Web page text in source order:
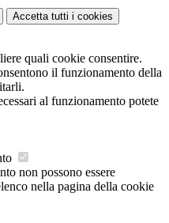
Accetta tutti i cookies
quali cookie consentire.
il funzionamento della
al funzionamento potete
non possono essere
nella pagina della cookie